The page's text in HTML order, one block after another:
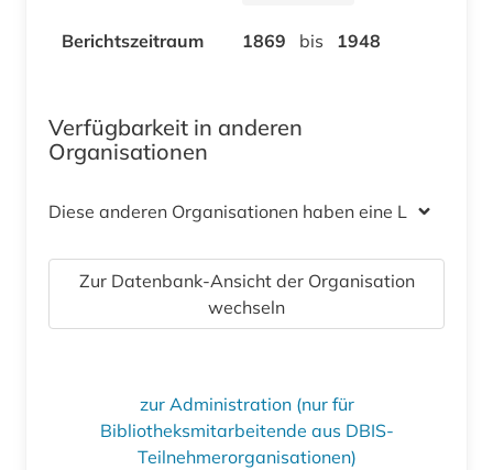
Berichtszeitraum 1869 bis 1948
Verfügbarkeit in anderen
Organisationen
Diese anderen Organisationen haben eine Lizenz
Zur Datenbank-Ansicht der Organisation
wechseln
zur Administration (nur für
Bibliotheksmitarbeitende aus DBIS-
Teilnehmerorganisationen)